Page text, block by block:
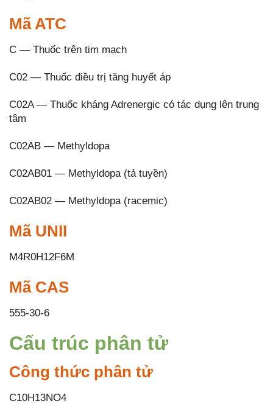
Mã ATC
C — Thuốc trên tim mạch
C02 — Thuốc điều trị tăng huyết áp
C02A — Thuốc kháng Adrenergic có tác dụng lên trung
tâm
C02AB — Methyldopa
C02AB01 — Methyldopa (tả tuyền)
C02AB02 — Methyldopa (racemic)
Mã UNII
M4R0H12F6M
Mã CAS
555-30-6
Cấu trúc phân tử
Công thức phân tử
C10H13NO4